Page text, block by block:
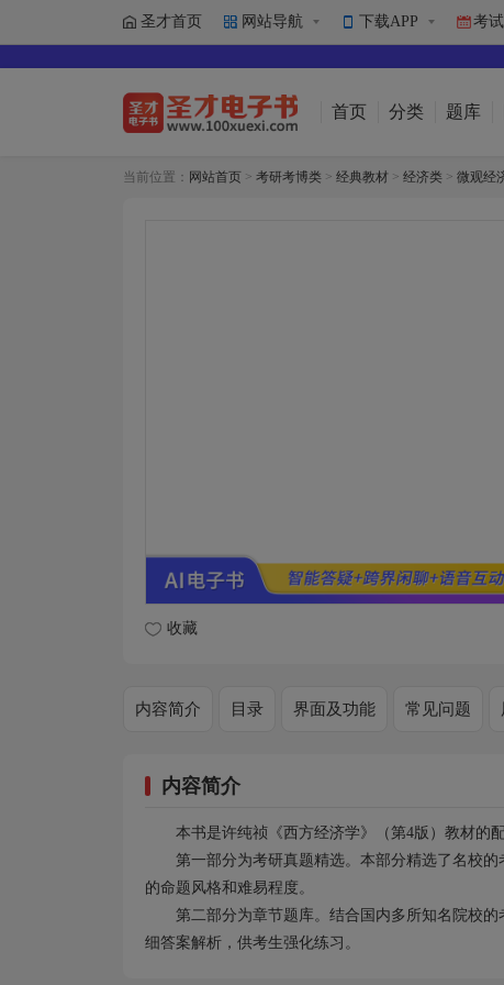
圣才首页 网站导航 下载APP 考
首页 分类 题库
当前位置： 网站首页 > 考研考博类 > 经典教材 > 经济类 > 微观经
收藏
内容简介 目录 界面及功能 常见问题
内容简介
本书是许纯祯《西方经济学》（第4版）教材的
第一部分为考研真题精选。本部分精选了名校
的命题风格和难易程度。
第二部分为章节题库。结合国内多所知名院校
细答案解析，供考生强化练习。